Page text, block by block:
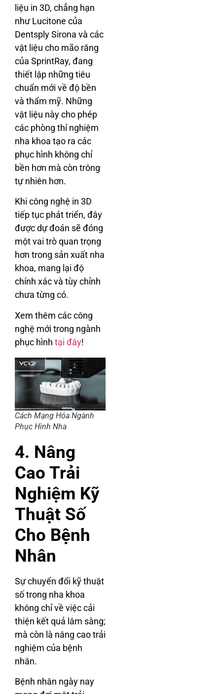
liệu in 3D, chẳng hạn
như Lucitone của
Dentsply Sirona và các
vật liệu cho mão răng
của SprintRay, đang
thiết lập những tiêu
chuẩn mới về độ bền
và thẩm mỹ. Những
vật liệu này cho phép
các phòng thí nghiệm
nha khoa tạo ra các
phục hình không chỉ
bền hơn mà còn trông
tự nhiên hơn.
Khi công nghệ in 3D
tiếp tục phát triển, đây
được dự đoán sẽ đóng
một vai trò quan trọng
hơn trong sản xuất nha
khoa, mang lại độ
chính xác và tùy chỉnh
chưa từng có.
Xem thêm các công
nghệ mới trong ngành
phục hình tại đây!
Cách Mạng Hóa Ngành
Phục Hình Nha
4. Nâng
Cao Trải
Nghiệm Kỹ
Thuật Số
Cho Bệnh
Nhân
Sự chuyển đổi kỹ thuật
số trong nha khoa
không chỉ về việc cải
thiện kết quả lâm sàng;
mà còn là nâng cao trải
nghiệm của bệnh
nhân.
Bệnh nhân ngày nay